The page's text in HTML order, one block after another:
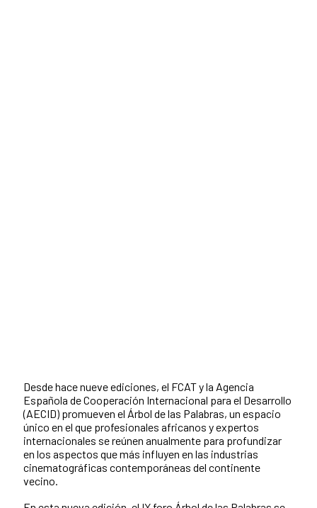
Desde hace nueve ediciones, el FCAT y la Agencia
Española de Cooperación Internacional para el Desarrollo
(AECID) promueven el Árbol de las Palabras, un espacio
único en el que profesionales africanos y expertos
internacionales se reúnen anualmente para profundizar
en los aspectos que más influyen en las industrias
cinematográficas contemporáneas del continente
vecino.